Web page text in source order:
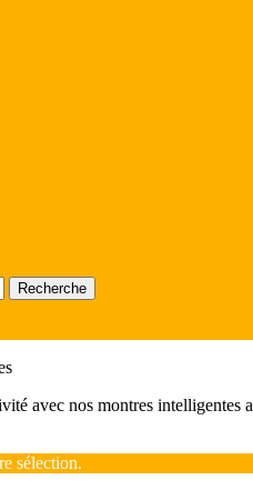
Recherche
avec nos montres
sélection.